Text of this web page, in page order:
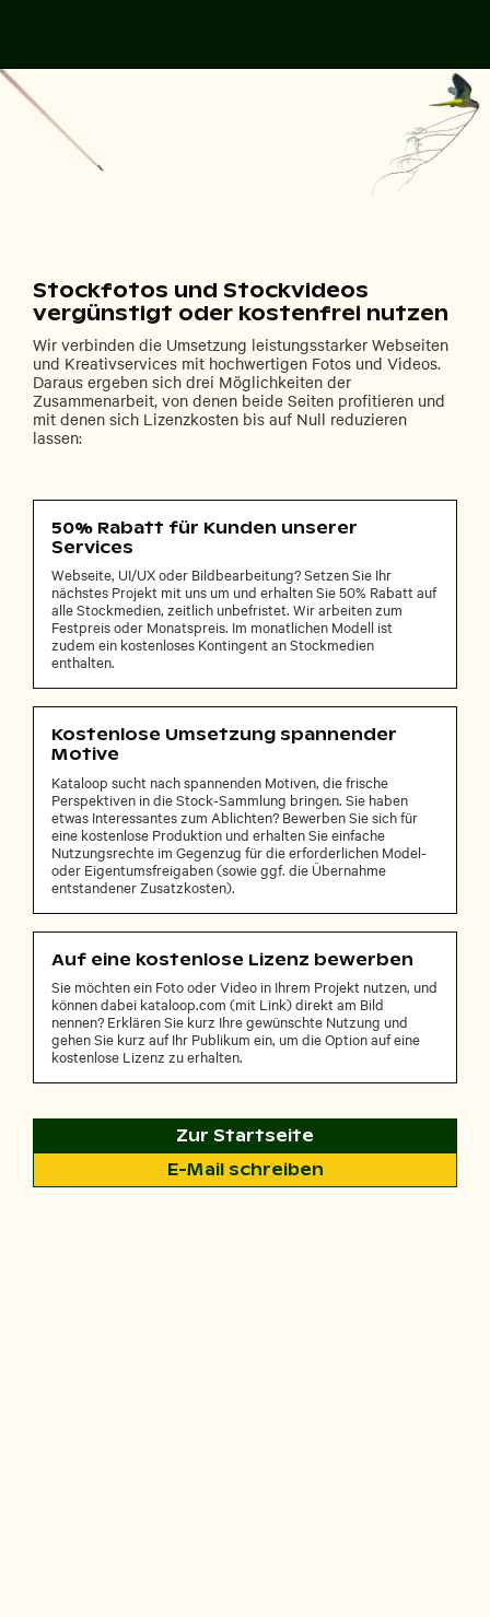
Stockfotos und Stockvideos
vergünstigt oder kostenfrei nutzen
Wir verbinden die Umsetzung leistungsstarker Webseiten
und Kreativservices mit hochwertigen Fotos und Videos.
Daraus ergeben sich drei Möglichkeiten der
Zusammenarbeit, von denen beide Seiten profitieren und
mit denen sich Lizenzkosten bis auf Null reduzieren
lassen:
50% Rabatt für Kunden unserer
Services
Webseite, UI/UX oder Bildbearbeitung? Setzen Sie Ihr
nächstes Projekt mit uns um und erhalten Sie 50% Rabatt auf
alle Stockmedien, zeitlich unbefristet. Wir arbeiten zum
Festpreis oder Monatspreis. Im monatlichen Modell ist
zudem ein kostenloses Kontingent an Stockmedien
enthalten.
Kostenlose Umsetzung spannender
Motive
Kataloop sucht nach spannenden Motiven, die frische
Perspektiven in die Stock-Sammlung bringen. Sie haben
etwas Interessantes zum Ablichten? Bewerben Sie sich für
eine kostenlose Produktion und erhalten Sie einfache
Nutzungsrechte im Gegenzug für die erforderlichen Model-
oder Eigentumsfreigaben (sowie ggf. die Übernahme
entstandener Zusatzkosten).
Auf eine kostenlose Lizenz bewerben
Sie möchten ein Foto oder Video in Ihrem Projekt nutzen, und
können dabei kataloop.com (mit Link) direkt am Bild
nennen? Erklären Sie kurz Ihre gewünschte Nutzung und
gehen Sie kurz auf Ihr Publikum ein, um die Option auf eine
kostenlose Lizenz zu erhalten.
Zur Startseite
E-Mail schreiben